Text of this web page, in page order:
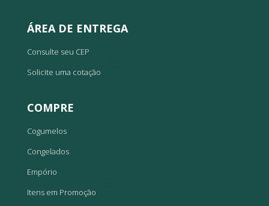
ÁREA DE ENTREGA
Consulte seu CEP
Solicite uma cotação
COMPRE
Cogumelos
Congelados
Empório
Itens em Promoção